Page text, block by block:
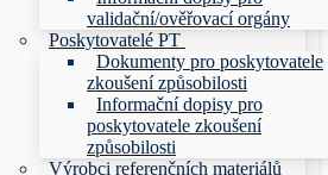
validační/ověřovací orgány
Poskytovatelé PT
Dokumenty pro poskytovatele
zkoušení způsobilosti
Informační dopisy pro
poskytovatele zkoušení
způsobilosti
Výrobci referenčních materiálů